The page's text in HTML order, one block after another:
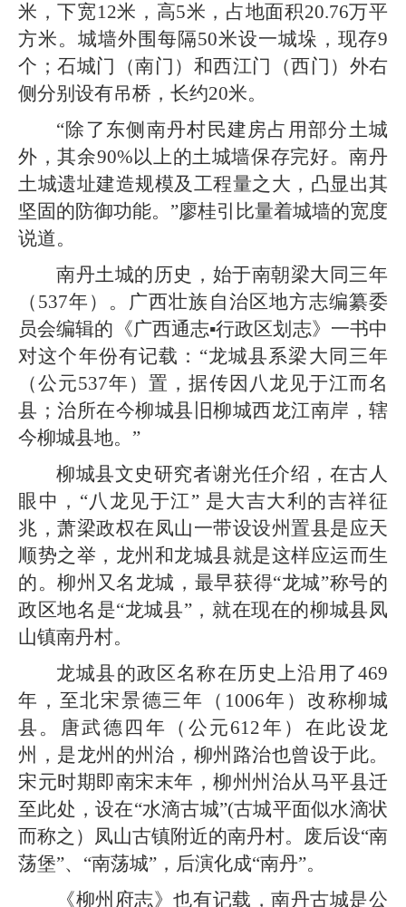
米，下宽12米，高5米，占地面积20.76万平
方米。城墙外围每隔50米设一城垛，现存9
个；石城门（南门）和西江门（西门）外右
侧分别设有吊桥，长约20米。
“除了东侧南丹村民建房占用部分土城
外，其余90%以上的土城墙保存完好。南丹
土城遗址建造规模及工程量之大，凸显出其
坚固的防御功能。”廖桂引比量着城墙的宽度
说道。
南丹土城的历史，始于南朝梁大同三年
（537年）。广西壮族自治区地方志编纂委
员会编辑的《广西通志▪行政区划志》一书中
对这个年份有记载：“龙城县系梁大同三年
（公元537年）置，据传因八龙见于江而名
县；治所在今柳城县旧柳城西龙江南岸，辖
今柳城县地。”
柳城县文史研究者谢光任介绍，在古人
眼中，“八龙见于江” 是大吉大利的吉祥征
兆，萧梁政权在凤山一带设设州置县是应天
顺势之举，龙州和龙城县就是这样应运而生
的。柳州又名龙城，最早获得“龙城”称号的
政区地名是“龙城县”，就在现在的柳城县凤
山镇南丹村。
龙城县的政区名称在历史上沿用了469
年，至北宋景德三年（1006年）改称柳城
县。唐武德四年（公元612年）在此设龙
州，是龙州的州治，柳州路治也曾设于此。
宋元时期即南宋末年，柳州州治从马平县迁
至此处，设在“水滴古城”(古城平面似水滴状
而称之）凤山古镇附近的南丹村。废后设“南
荡堡”、“南荡城”，后演化成“南丹”。
《柳州府志》也有记载，南丹古城是公